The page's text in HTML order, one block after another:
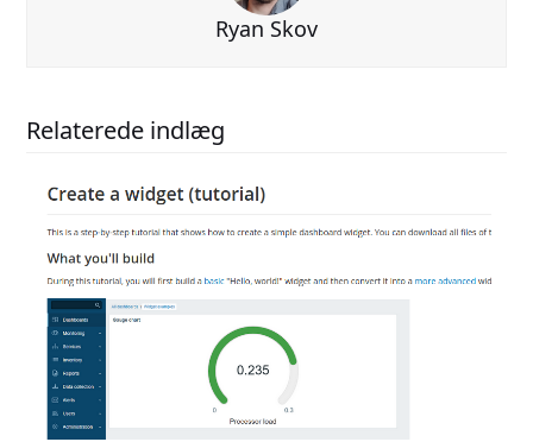
Ryan Skov
Relaterede indlæg